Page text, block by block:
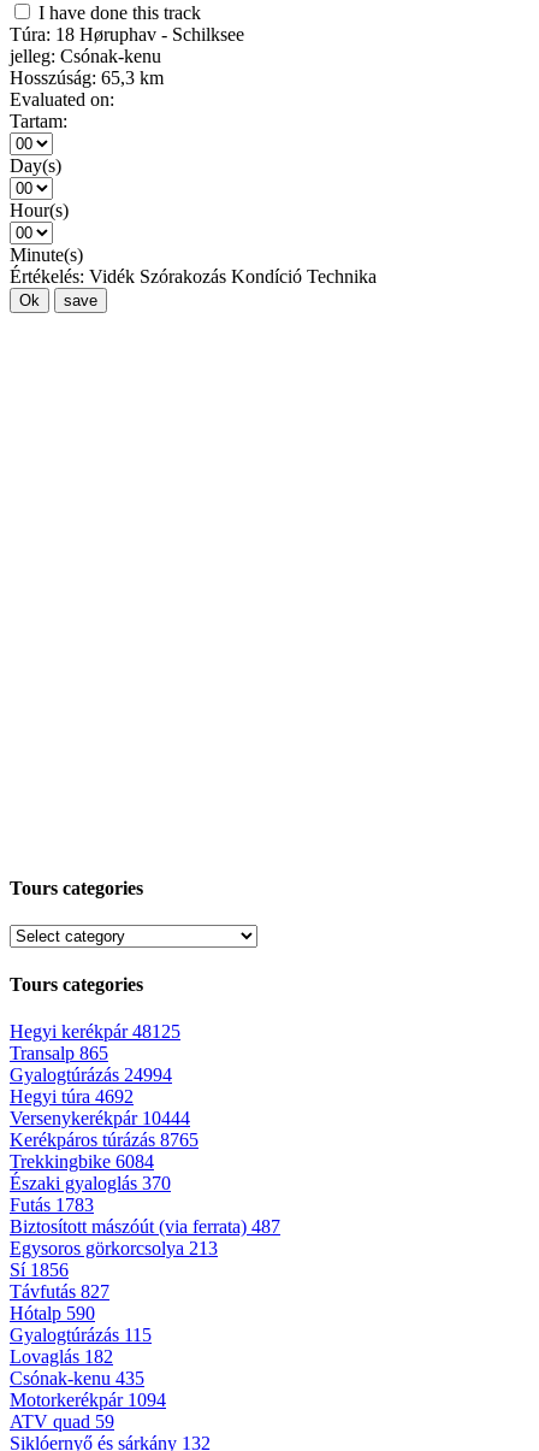
I have done this track
Túra: 18 Høruphav - Schilksee
jelleg: Csónak-kenu
Hosszúság: 65,3 km
Evaluated on:
Tartam:
Day(s)
Hour(s)
Minute(s)
Értékelés: Vidék Szórakozás Kondíció Technika
Ok save
Tours categories
Tours categories
Hegyi kerékpár48125
Transalp 865
Gyalogtúrázás 24994
Hegyi túra 4692
Versenykerékpár 10444
Kerékpáros túrázás 8765
Trekkingbike 6084
Északi gyaloglás 370
Futás 1783
Biztosított mászóút (via ferrata) 487
Egysoros görkorcsolya 213
Sí 1856
Távfutás 827
Hótalp 590
Gyalogtúrázás 115
Lovaglás 182
Csónak-kenu 435
Motorkerékpár 1094
ATV quad 59
Siklóernyő és sárkány 132